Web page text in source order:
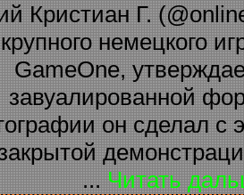
Кристиан Г.
крупного немецкого
GameOne,
завуалированной
он сделал с
... Читать